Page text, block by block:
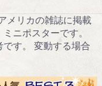
メリカの雑誌に掲載
ニポスターです。
す。 変動する場合